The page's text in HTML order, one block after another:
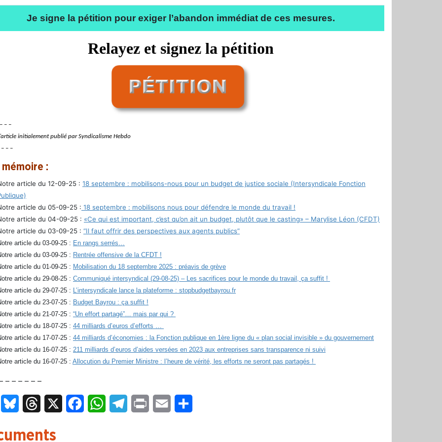
Je signe la pétition pour exiger l’abandon immédiat de ces mesures.
Relayez et signez la pétition
– –
initialement publié par Syndicalisme Hebdo
– – –
mémoire :
article du 12-09-25 : 18 septembre : mobilisons-nous pour un budget de justice sociale (Intersyndicale Fonction
article du 05-09-25 : 18 septembre : mobilisons nous pour défendre le monde du travail !
article du 04-09-25 : «Ce qui est important, c’est qu’on ait un budget, plutôt que le casting» – Marylise Léon (CFDT)
article du 03-09-25 : “Il faut offrir des perspectives aux agents publics”
article du 03-09-25 : En rangs serrés…
article du 03-09-25 : Rentrée offensive de la CFDT !
article du 01-09-25 : Mobilisation du 18 septembre 2025 : préavis de grève
article du 29-08-25 : Communiqué intersyndical (29-08-25) – Les sacrifices pour le monde du travail, ça suffit !
article du 29-07-25 : L’intersyndicale lance la plateforme : stopbudgetbayrou.fr
article du 23-07-25 : Budget Bayrou : ça suffit !
article du 21-07-25 : “Un effort partagé”… mais par qui ?
article du 18-07-25 : 44 milliards d’euros d’efforts …
article du 17-07-25 : 44 milliards d’économies : la Fonction publique en 1ère ligne du « plan social invisible » du gouvernement
article du 16-07-25 : 211 milliards d’euros d’aides versées en 2023 aux entreprises sans transparence ni suivi
article du 16-07-25 : Allocution du Premier Ministre : l’heure de vérité, les efforts ne seront pas partagés !
– – – – – –
LinkedInBluesky Threads FacebookWhatsAppTelegram
Print Email